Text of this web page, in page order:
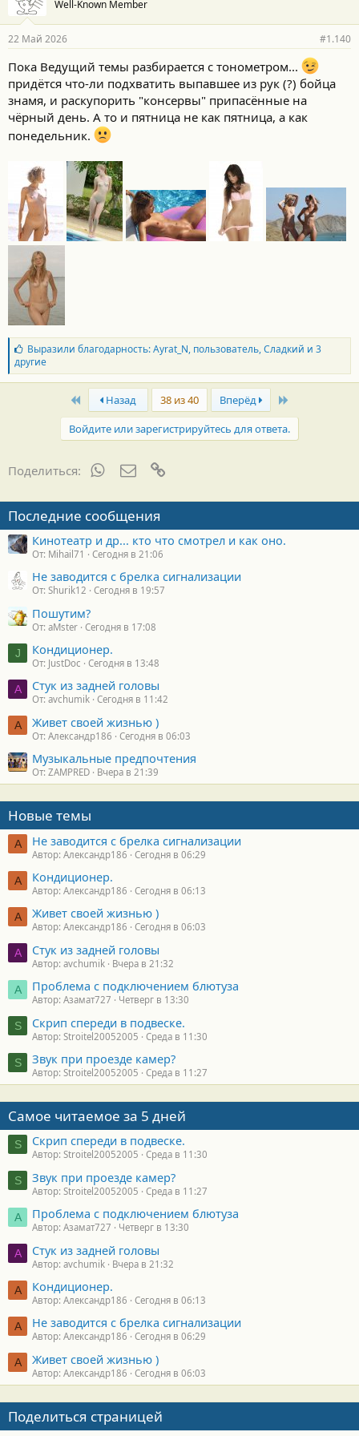
д
а
н
с
т
и
:
Well-Known Member
22 Май 2026 #1.140
Пока Ведущий темы разбирается с тонометром...
придётся что-ли подхватить выпавшее из рук (?) бойца
знамя, и раскупорить "консервы" припасённые на
чёрный день. А то и пятница не как пятница, а как
понедельник.
Б
л
а
г
с
и
:
Выразили благодарность:Ayrat_N, пользователь,Сладкий и 3
другие
First Назад 38 из 40 Вперёд
Войдите или зарегистрируйтесь для ответа.
Поделиться: WhatsAppЭлектронная почта
Последние сообщения
Кинотеатр и др... кто что смотрел и как оно.
От: Mihail71 Сегодня в 21:06
Не заводится с брелка сигнализации
От: Shurik12 Сегодня в 19:57
Пошутим?
От: aMster Сегодня в 17:08
J Кондиционер.
От: JustDoc Сегодня в 13:48
A Стук из задней головы
От: avchumik Сегодня в 11:42
А Живет своей жизнью )
От: Александр186 Сегодня в 06:03
Музыкальные предпочтения
От: ZAMPRED Вчера в 21:39
Новые темы
А Не заводится с брелка сигнализации
Автор: Александр186 Сегодня в 06:29
А Кондиционер.
Автор: Александр186 Сегодня в 06:13
А Живет своей жизнью )
Автор: Александр186 Сегодня в 06:03
A Стук из задней головы
Автор: avchumik Вчера в 21:32
А Проблема с подключением блютуза
Автор: Азамат727 Четверг в 13:30
S Скрип спереди в подвеске.
Автор: Stroitel20052005 Среда в 11:30
S Звук при проезде камер?
Автор: Stroitel20052005 Среда в 11:27
Самое читаемое за 5 дней
S Скрип спереди в подвеске.
Автор: Stroitel20052005 Среда в 11:30
S Звук при проезде камер?
Автор: Stroitel20052005 Среда в 11:27
А Проблема с подключением блютуза
Автор: Азамат727 Четверг в 13:30
A Стук из задней головы
Автор: avchumik Вчера в 21:32
А Кондиционер.
Автор: Александр186 Сегодня в 06:13
А Не заводится с брелка сигнализации
Автор: Александр186 Сегодня в 06:29
А Живет своей жизнью )
Автор: Александр186 Сегодня в 06:03
Поделиться страницей